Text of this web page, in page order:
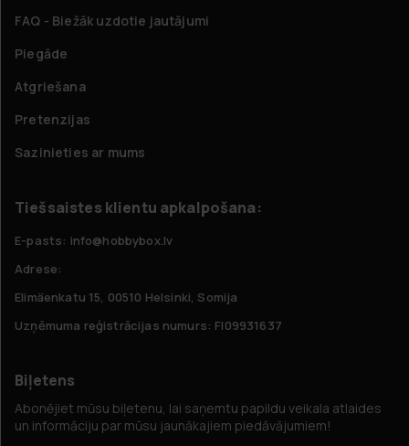
FAQ - Biežāk uzdotie jautājumi
Piegāde
Atgriešana
Pretenzijas
Sazinieties ar mums
Tiešsaistes klientu apkalpošana:
E-pasts: info@hobbybox.lv
Adrese:
Elimäenkatu 15, 00510 Helsinki, Somija
Uzņēmuma reģistrācijas numurs: FI09931637
Biļetens
Abonējiet mūsu biļetenu, lai saņemtu papildu veikala atlaides
un informāciju par mūsu jaunākajiem piedāvājumiem!